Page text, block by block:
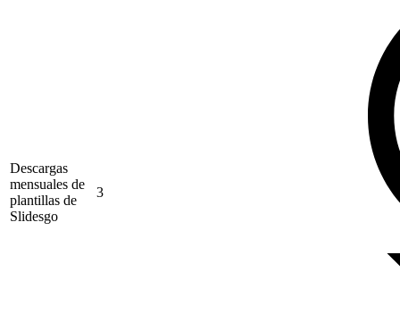
Descargas
mensuales de
plantillas de
Slidesgo
3